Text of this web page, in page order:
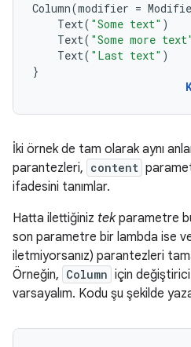
Column(modifier =
Text( "Some text" )
Text( "Some more text"
Text( "Last text" )
}
İki örnek de tam olarak aynı
parantezleri, content
ifadesini tanımlar.
Hatta ilettiğiniz tekparametre
son parametre bir lambda ise
iletmiyorsanız) parantezleri
Örneğin, Column için
varsayalım. Kodu şu şekilde